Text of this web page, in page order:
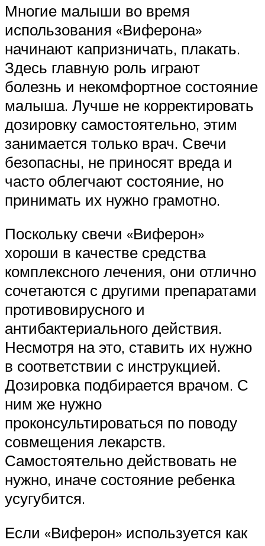
Многие малыши во время
использования «Виферона»
начинают капризничать, плакать.
Здесь главную роль играют
болезнь и некомфортное состояние
малыша. Лучше не корректировать
дозировку самостоятельно, этим
занимается только врач. Свечи
безопасны, не приносят вреда и
часто облегчают состояние, но
принимать их нужно грамотно.
Поскольку свечи «Виферон»
хороши в качестве средства
комплексного лечения, они отлично
сочетаются с другими препаратами
противовирусного и
антибактериального действия.
Несмотря на это, ставить их нужно
в соответствии с инструкцией.
Дозировка подбирается врачом. С
ним же нужно
проконсультироваться по поводу
совмещения лекарств.
Самостоятельно действовать не
нужно, иначе состояние ребенка
усугубится.
Если «Виферон» используется как